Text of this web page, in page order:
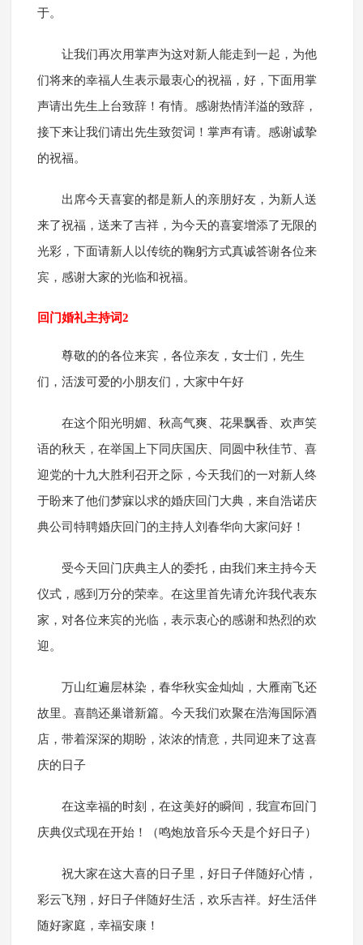
于。
让我们再次用掌声为这对新人能走到一起，为他
们将来的幸福人生表示最衷心的祝福，好，下面用掌
声请出先生上台致辞！有情。感谢热情洋溢的致辞，
接下来让我们请出先生致贺词！掌声有请。感谢诚挚
的祝福。
出席今天喜宴的都是新人的亲朋好友，为新人送
来了祝福，送来了吉祥，为今天的喜宴增添了无限的
光彩，下面请新人以传统的鞠躬方式真诚答谢各位来
宾，感谢大家的光临和祝福。
回门婚礼主持词2
尊敬的的各位来宾，各位亲友，女士们，先生
们，活泼可爱的小朋友们，大家中午好
在这个阳光明媚、秋高气爽、花果飘香、欢声笑
语的秋天，在举国上下同庆国庆、同圆中秋佳节、喜
迎党的十九大胜利召开之际，今天我们的一对新人终
于盼来了他们梦寐以求的婚庆回门大典，来自浩诺庆
典公司特聘婚庆回门的主持人刘春华向大家问好！
受今天回门庆典主人的委托，由我们来主持今天
仪式，感到万分的荣幸。在这里首先请允许我代表东
家，对各位来宾的光临，表示衷心的感谢和热烈的欢
迎。
万山红遍层林染，春华秋实金灿灿，大雁南飞还
故里。喜鹊还巢谱新篇。今天我们欢聚在浩海国际酒
店，带着深深的期盼，浓浓的情意，共同迎来了这喜
庆的日子
在这幸福的时刻，在这美好的瞬间，我宣布回门
庆典仪式现在开始！（鸣炮放音乐今天是个好日子）
祝大家在这大喜的日子里，好日子伴随好心情，
彩云飞翔，好日子伴随好生活，欢乐吉祥。好生活伴
随好家庭，幸福安康！